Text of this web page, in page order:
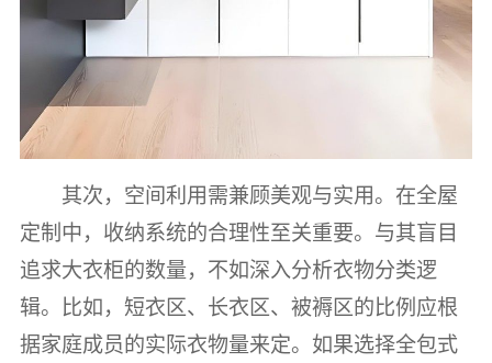
其次，空间利用需兼顾美观与实用。在全屋
定制中，收纳系统的合理性至关重要。与其盲目
追求大衣柜的数量，不如深入分析衣物分类逻
辑。比如，短衣区、长衣区、被褥区的比例应根
据家庭成员的实际衣物量来定。如果选择全包式